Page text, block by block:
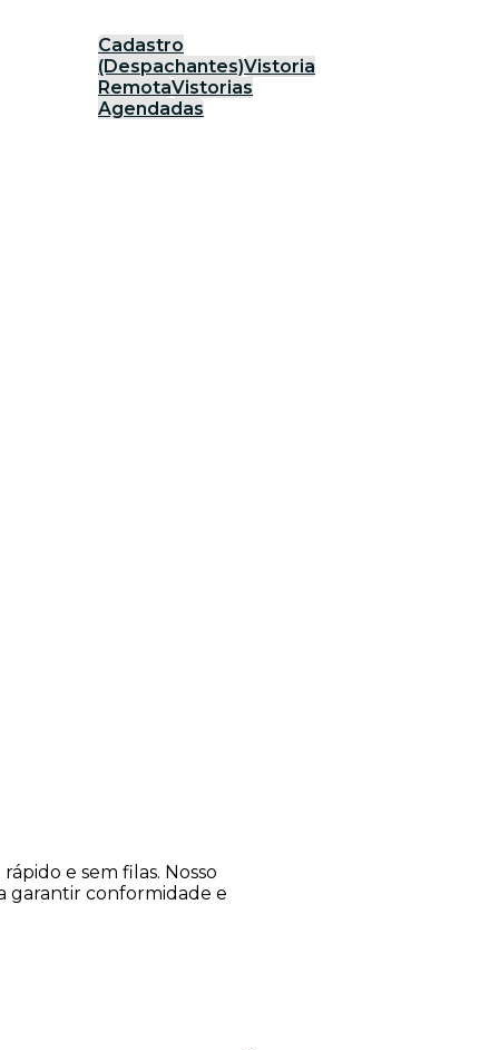
Cadastro
(Despachantes)Vistoria
RemotaVistorias
Agendadas
e sem filas. Nosso
garantir conformidade e